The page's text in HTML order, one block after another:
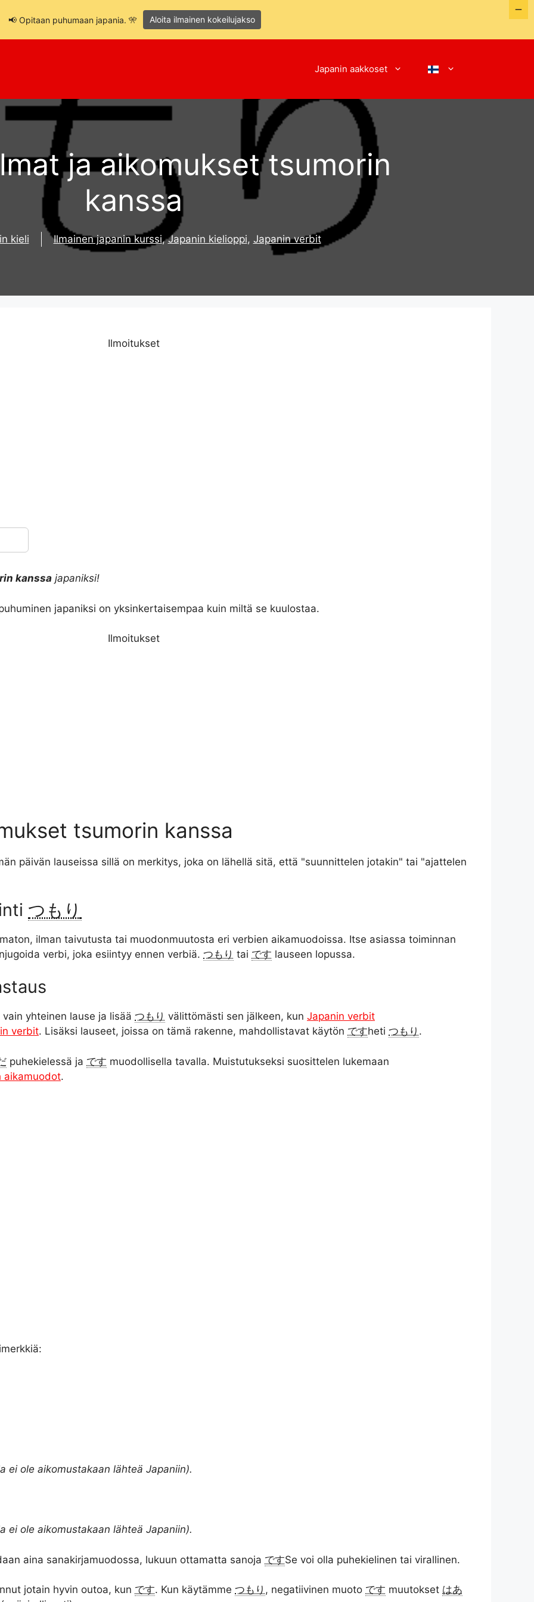
Japanin aakkoset
ja aikomukset tsumorin
kanssa
kieli Ilmainen japanin kurssi,Japanin kielioppi, Japanin verbit
Ilmoitukset
kanssa japaniksi!
japaniksi on yksinkertaisempaa kuin miltä se kuulostaa.
Ilmoitukset
tsumorin kanssa
päivän lauseissa sillä on merkitys, joka on lähellä sitä, että "suunnittelen jotakin" tai "ajattelen
つもり
ilman taivutusta tai muodonmuutosta eri verbien aikamuodoissa. Itse asiassa toiminnan
verbi, joka esiintyy ennen verbiä. つもり tai です lauseen lopussa.
yhteinen lause ja lisää つもり välittömästi sen jälkeen, kun Japanin verbit
verbit. Lisäksi lauseet, joissa on tämä rakenne, mahdollistavat käytön ですheti つもり .
puhekielessä ja です muodollisella tavalla. Muistutukseksi suosittelen lukemaan
aikamuodot.
ei ole aikomustakaan lähteä Japaniin).
ei ole aikomustakaan lähteä Japaniin).
aina sanakirjamuodossa, lukuun ottamatta sanoja ですSe voi olla puhekielinen tai virallinen.
jotain hyvin outoa, kun です. Kun käytämme つもり , negatiivinen muoto です muutokset はあ
📢 Opitaan puhumaan japania. 🎌 Aloita ilmainen kokeilujakso